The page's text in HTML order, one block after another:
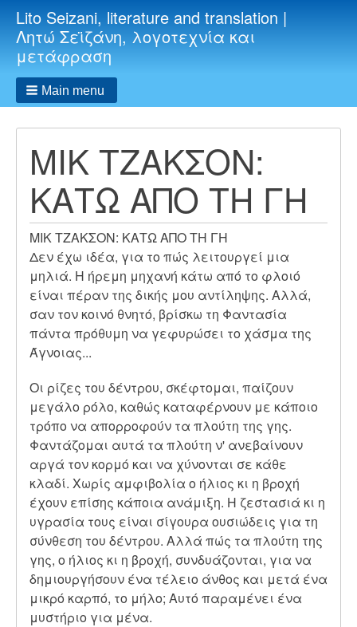
Lito Seizani, literature and translation |
Λητώ Σεϊζάνη, λογοτεχνία και
μετάφραση
Main menu
ΜΙΚ ΤΖΑΚΣΟΝ:
ΚΑΤΩ ΑΠΟ ΤΗ ΓΗ
ΜΙΚ ΤΖΑΚΣΟΝ: ΚΑΤΩ ΑΠΟ ΤΗ ΓΗ
Δεν έχω ιδέα, για το πώς λειτουργεί μια
μηλιά. Η ήρεμη μηχανή κάτω από το φλοιό
είναι πέραν της δικής μου αντίληψης. Αλλά,
σαν τον κοινό θνητό, βρίσκω τη Φαντασία
πάντα πρόθυμη να γεφυρώσει το χάσμα της
Άγνοιας...
Οι ρίζες του δέντρου, σκέφτομαι, παίζουν
μεγάλο ρόλο, καθώς καταφέρνουν με κάποιο
τρόπο να απορροφούν τα πλούτη της γης.
Φαντάζομαι αυτά τα πλούτη ν' ανεβαίνουν
αργά τον κορμό και να χύνονται σε κάθε
κλαδί. Χωρίς αμφιβολία ο ήλιος κι η βροχή
έχουν επίσης κάποια ανάμιξη. Η ζεστασιά κι η
υγρασία τους είναι σίγουρα ουσιώδεις για τη
σύνθεση του δέντρου. Αλλά πώς τα πλούτη της
γης, ο ήλιος κι η βροχή, συνδυάζονται, για να
δημιουργήσουν ένα τέλειο άνθος και μετά ένα
μικρό καρπό, το μήλο; Αυτό παραμένει ένα
μυστήριο για μένα.